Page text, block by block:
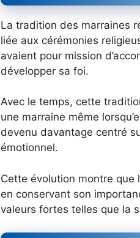
La tradition des marraines
liée aux cérémonies
avaient pour mission
développer sa foi.
Avec le temps, cette
une marraine même
devenu davantage centré
émotionnel.
Cette évolution montre que
en conservant son
valeurs fortes telles que la